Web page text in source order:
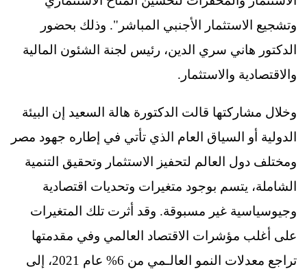
وتشجيع الاستثمار الأجنبي المباشر". وذلك بحضور
الدكتور هاني سري الدين، رئيس لجنة الشئون المالية
والاقتصادية والاستثمار.
وخلال مشاركتها قالت الدكتورة هالة السعيد إن البيئة
الدولية أو السياق العام الذي تأتي في إطاره جهود مصر
ومختلف دول العالم لتحفيز الاستثمار وتحقيق التنمية
الشاملة، يتسم بوجود متغيرات وتحديات اقتصادية
وجيوسياسية غير مسبوقة. وقد أثرت تلك المتغيرات
على أغلب مؤشرات الاقتصاد العالمي وفي مقدمتها
تراجع معدلات النمو العالـمي من 6% عام 2021، إلى